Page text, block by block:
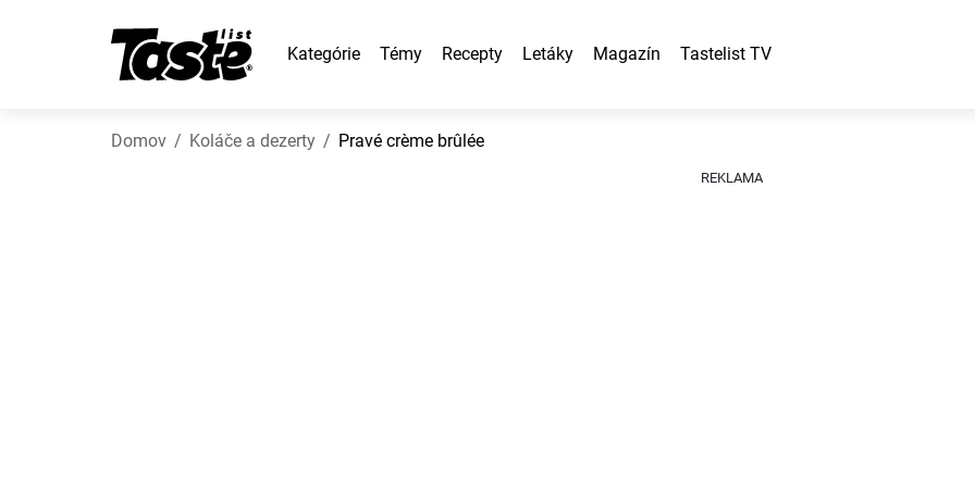
Kategórie Témy Recepty Letáky Magazín Tastelist TV
Domov Koláče a dezerty Pravé crème brûlée
REKLAMA